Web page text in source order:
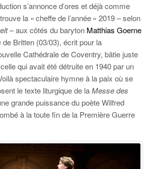
s’annonce d’ores et déjà comme
la « cheffe de l’année » 2019 – selon
– aux côtés du baryton Matthias Goerne
de Britten (03/03), écrit pour la
Cathédrale de Coventry, bâtie juste
qui avait été détruite en 1940 par un
spectaculaire hymne à la paix où se
le texte liturgique de laMesse des
grande puissance du poète Wilfred
à la toute fin de la Première Guerre